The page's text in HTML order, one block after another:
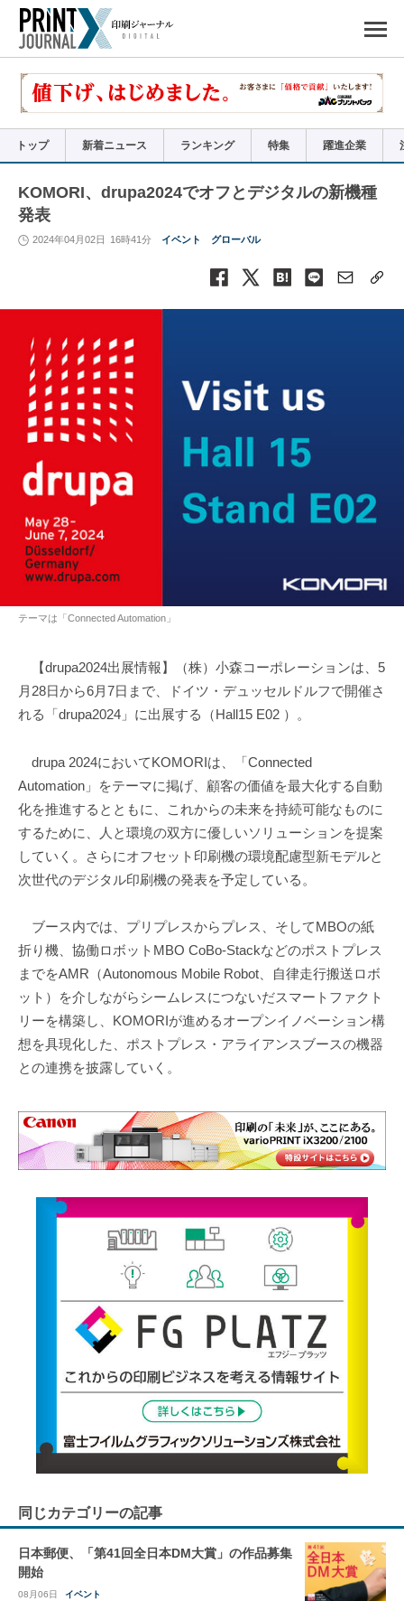
で
リ
トップ 新着ニュース ランキング 特集 躍進企業
KOMORI、drupa2024でオフとデジタルの新機種
発表
2024年04月02日 16時41分 イベント グローバル
テーマは「Connected Automation」
【drupa2024出展情報】（株）小森コーポレーションは、5
月28日から6月7日まで、ドイツ・デュッセルドルフで開催さ
れる「drupa2024」に出展する（Hall15 E02 ）。
drupa 2024においてKOMORIは、「Connected
Automation」をテーマに掲げ、顧客の価値を最大化する自動
化を推進するとともに、これからの未来を持続可能なものに
するために、人と環境の双方に優しいソリューションを提案
していく。さらにオフセット印刷機の環境配慮型新モデルと
次世代のデジタル印刷機の発表を予定している。
ブース内では、プリプレスからプレス、そしてMBOの紙
折り機、協働ロボットMBO CoBo-Stackなどのポストプレス
までをAMR（Autonomous Mobile Robot、自律走行搬送ロボ
ット）を介しながらシームレスにつないだスマートファクト
リーを構築し、KOMORIが進めるオープンイノベーション構
想を具現化した、ポストプレス・アライアンスブースの機器
との連携を披露していく。
同じカテゴリーの記事
日本郵便、「第41回全日本DM大賞」の作品募集
開始
08月06日 イベント